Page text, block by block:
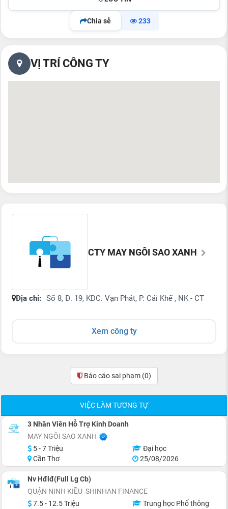
Chia sẻ 233
VỊ TRÍ CÔNG TY
CTY MAY NGÔI SAO XANH
Địa chỉ: Số 8, Đ. 19, KDC. Vạn Phát, P. Cái Khế , NK - CT
Xem công ty
Báo cáo sai phạm (0)
VIỆC LÀM TƯƠNG TỰ
3 Nhân Viên Hỗ Trợ Kinh Doanh
MAY NGÔI SAO XANH
5 - 7 Triệu
Đại học
Cần Thơ
25/08/2026
Nv Hđlđ(Full Lg Cb)
QUẬN NINH KIỀU_SHINHAN FINANCE
7.5 - 12.5 Triệu
Trung học Phổ thông